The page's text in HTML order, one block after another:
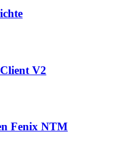
V2
Fenix NTM